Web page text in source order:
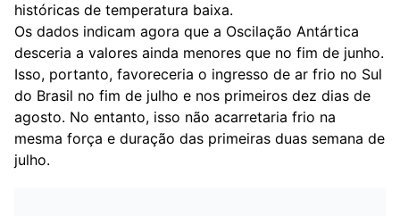
históricas de temperatura baixa.
Os dados indicam agora que a Oscilação Antártica
desceria a valores ainda menores que no fim de junho.
Isso, portanto, favoreceria o ingresso de ar frio no Sul
do Brasil no fim de julho e nos primeiros dez dias de
agosto. No entanto, isso não acarretaria frio na
mesma força e duração das primeiras duas semana de
julho.